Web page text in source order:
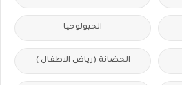
الجيولوجيا
الحضانة (رياض الاطفال )